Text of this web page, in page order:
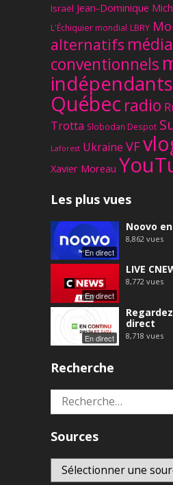
Israël Jean-Dominique
L'Échiquier mondial LBRY
alternatifs
conventionnels
indépendants
Québec radio
Trotta Slobodan Despot
Laforest Ukraine VF
Xavier Moreau
Les plus vues
En direct
Noovo
8,862 vues
En direct
LIVE
8,772 vues
En direct
direct
8,718 vues
Recherche
Rechercher :
Sources